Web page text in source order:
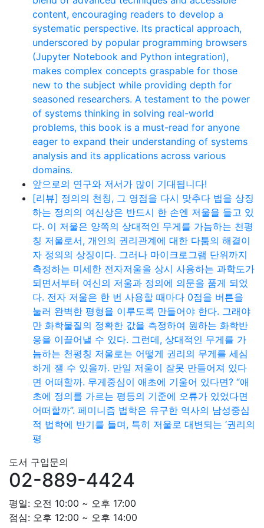
content, encouraging readers to develop a
systematic perspective. Its practical approach,
underscored by popular programming browsers
(Jupyter Notebook and Python integration),
makes complex concepts graspable for those
new to the subject while providing depth for
seasoned researchers. A testament to the power
of systems thinking in solving real-world
problems, this book is a must-read for anyone
eager to expand their understanding of systems
analysis and its applications across various
domains.
앞으로의 연구와 저서가 많이 기대됩니다!
[리뷰] 정의의 천칭, 그 영점을 다시 맞추다 법을 상징
하는 정의의 여신상은 반드시 한 손엔 저울을 들고 있
다. 이 저울은 양쪽의 상대적인 무게를 가늠하는 천평
칭 저울로서, 개인의 권리관계에 대한 다툼의 해결이
자 정의의 상징이다. 그러나 마이크로그램 단위까지
측정하는 미세한 전자저울을 상시 사용하는 과학도가
되면서부터 여신의 저울과 정의에 의문을 품게 되었
다. 전자 저울은 한 번 사용할 때마다 0점을 버튼을
눌러 완벽한 평형을 이루도록 만들어야 한다. 그래야
만 화학물질의 정확한 값을 측정하여 원하는 화학반
응을 이끌어낼 수 있다. 그런데, 상대적인 무게를 가
늠하는 천평칭 저울로는 어떻게 권리의 무게를 세심
하게 잴 수 있을까. 만일 저울이 잘못 만들어져 있다
면 어떠할까. 무게중심이 애초에 기울어 있다면? “애
초에 정의를 가르는 평등의 기준에 오류가 있었다면
어떠할까”. 페미니즘 법학은 유구한 역사의 남성중심
적 법학에 반기를 들며, 특히 저울로 대변되는 ‘권리의
평
도서 구입문의
02-889-4424
평일: 오전 10:00 ~ 오후 17:00
점심: 오후 12:00 ~ 오후 14:00